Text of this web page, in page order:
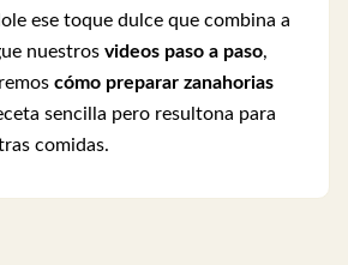
ese toque dulce que combina a
nuestros videos paso a paso,
cómo preparar zanahorias
sencilla pero resultona para
comidas.